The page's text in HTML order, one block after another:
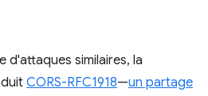
d'attaques similaires, la
CORS-RFC1918—un partage